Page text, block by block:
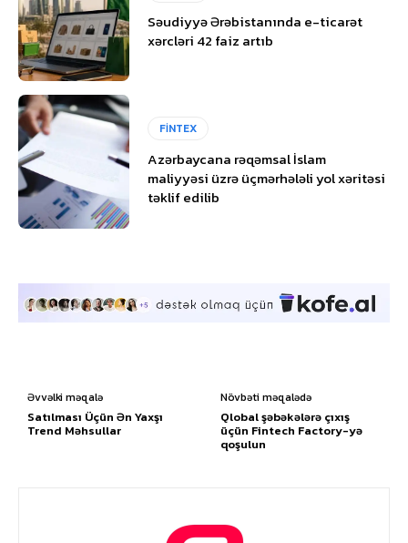
Səudiyyə Ərəbistanında e-ticarət
xərcləri 42 faiz artıb
FİNTEX
Azərbaycana rəqəmsal İslam
maliyyəsi üzrə üçmərhələli yol xəritəsi
təklif edilib
Əvvəlki məqalə
Satılması Üçün Ən Yaxşı
Trend Məhsullar
Növbəti məqalədə
Qlobal şəbəkələrə çıxış
üçün Fintech Factory-yə
qoşulun